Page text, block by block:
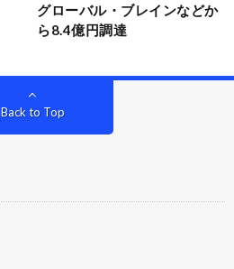
グローバル・ブレインなどか
ら8.4億円調達
Back to Top